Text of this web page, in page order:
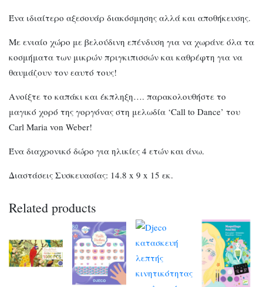
Ένα ιδιαίτερο αξεσουάρ διακόσμησης αλλά και αποθήκευσης.
Με ενιαίο χώρο με βελούδινη επένδυση για να χωράνε όλα τα
κοσμήματα των μικρών πριγκιπισσών και καθρέφτη για να
θαυμάζουν τον εαυτό τους!
Ανοίξτε το καπάκι και έκπληξη…. παρακολουθήστε το
μαγικό χορό της γοργόνας στη μελωδία ‘Call to Dance’ του
Carl Maria von Weber!
Ένα διαχρονικό δώρο για ηλικίες 4 ετών και άνω.
Διαστάσεις Συσκευασίας: 14.8 x 9 x 15 εκ.
Related products